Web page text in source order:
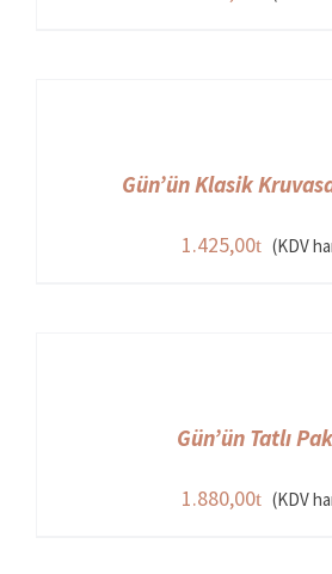
Gün’ün Klasik
1.425,00 (KDV
Gün’ün Tatlı
1.880,00 (KDV